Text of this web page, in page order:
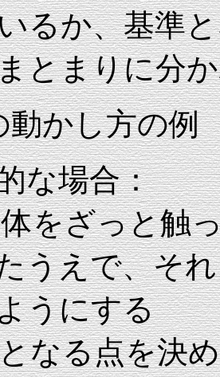
るか、基準
とまりに分
動かし方の例
な場合：
ざっと触っ
うえで、そ
うにする
る点を決め